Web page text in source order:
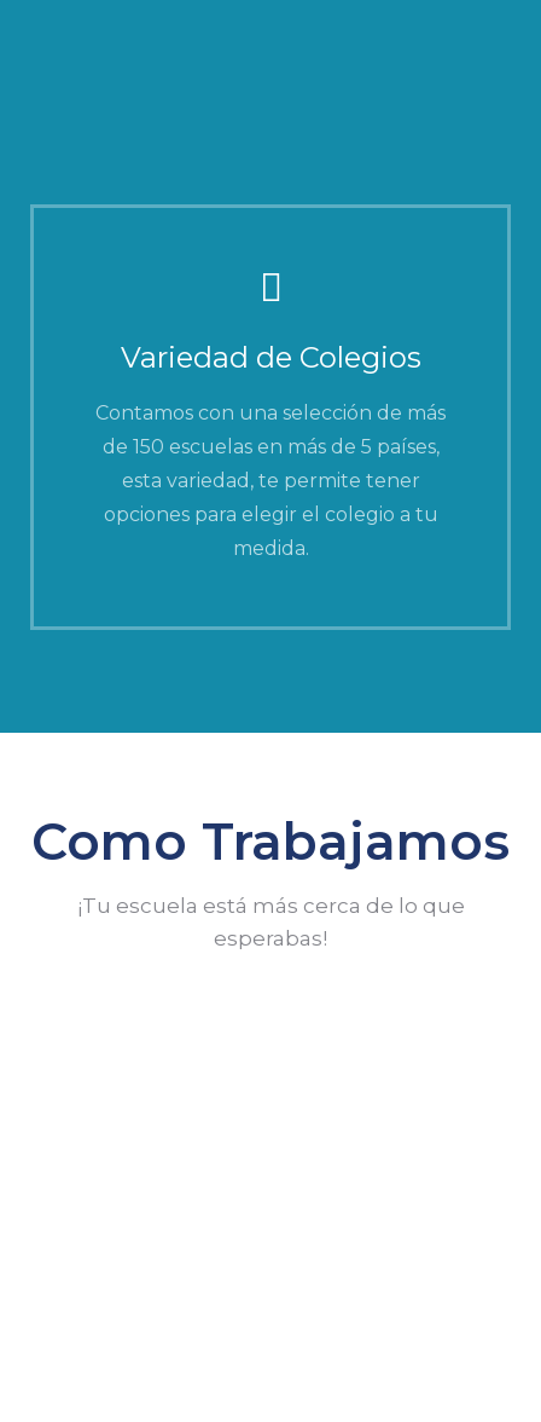
Variedad de Colegios
Contamos con una selección de más
de 150 escuelas en más de 5 países,
esta variedad, te permite tener
opciones para elegir el colegio a tu
medida.
Como Trabajamos
¡Tu escuela está más cerca de lo que
esperabas!